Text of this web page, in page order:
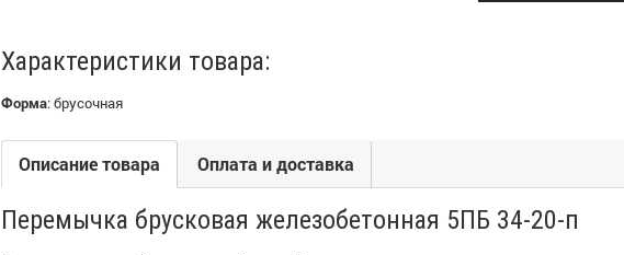
Характеристики товара:
Форма:брусочная
Описание товара Оплата и доставка
Перемычка брусковая железобетонная 5ПБ 34-20-п